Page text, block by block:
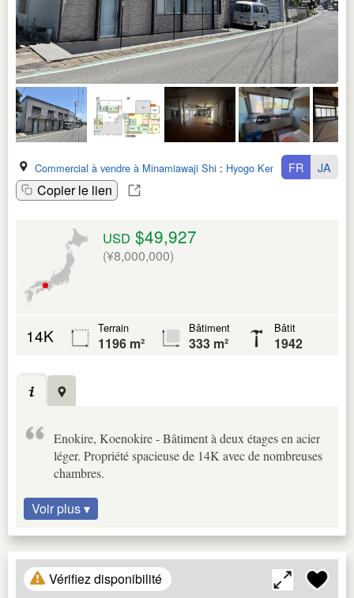
Commercial à vendre à Minamiawaji Shi : Hyogo Ken
Copier le lien
FR JA
USD $49,927
(¥8,000,000)
14K Terrain
1196 m²
Bâtiment
333 m²
Bâtit
1942
Enokire, Koenokire - Bâtiment à deux étages en acier
léger. Propriété spacieuse de 14K avec de nombreuses
chambres.
Voir plus ▾
Vérifiez disponibilité